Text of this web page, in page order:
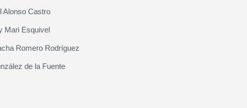
Alonso Castro
Mari Esquivel
Romero Rodríguez
de la Fuente